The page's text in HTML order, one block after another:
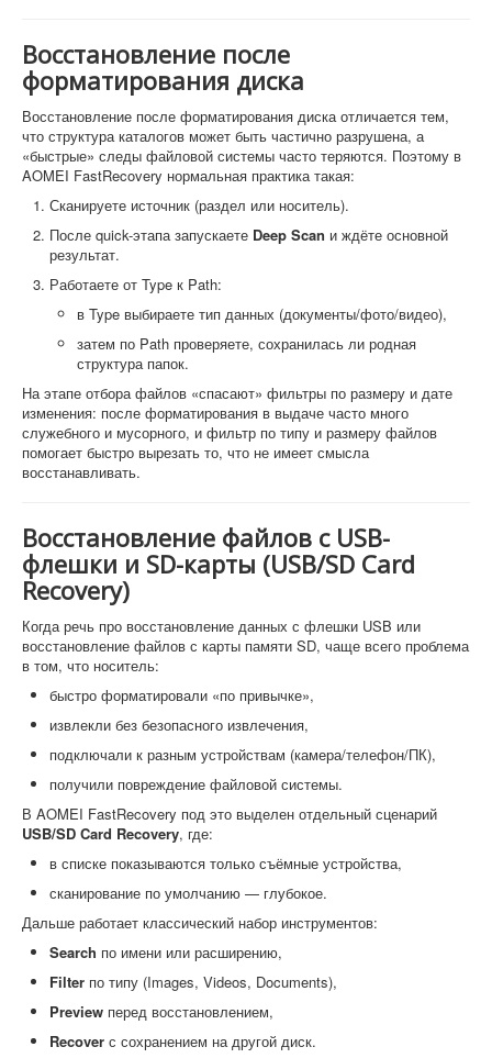
Восстановление после
форматирования диска
Восстановление после форматирования диска отличается тем,
что структура каталогов может быть частично разрушена, а
«быстрые» следы файловой системы часто теряются. Поэтому в
AOMEI FastRecovery нормальная практика такая:
Сканируете источник (раздел или носитель).
После quick-этапа запускаете Deep Scan и ждёте основной
результат.
Работаете от Type к Path:
в Type выбираете тип данных (документы/фото/видео),
затем по Path проверяете, сохранилась ли родная
структура папок.
На этапе отбора файлов «спасают» фильтры по размеру и дате
изменения: после форматирования в выдаче часто много
служебного и мусорного, и фильтр по типу и размеру файлов
помогает быстро вырезать то, что не имеет смысла
восстанавливать.
Восстановление файлов с USB-
флешки и SD-карты (USB/SD Card
Recovery)
Когда речь про восстановление данных с флешки USB или
восстановление файлов с карты памяти SD, чаще всего проблема
в том, что носитель:
быстро форматировали «по привычке»,
извлекли без безопасного извлечения,
подключали к разным устройствам (камера/телефон/ПК),
получили повреждение файловой системы.
В AOMEI FastRecovery под это выделен отдельный сценарий
USB/SD Card Recovery, где:
в списке показываются только съёмные устройства,
сканирование по умолчанию — глубокое.
Дальше работает классический набор инструментов:
Search по имени или расширению,
Filter по типу (Images, Videos, Documents),
Preview перед восстановлением,
Recover с сохранением на другой диск.